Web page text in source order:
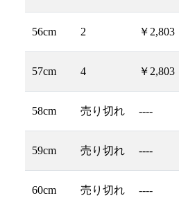
56cm 2 ￥2,803
57cm 4 ￥2,803
58cm 売り切れ ----
59cm 売り切れ ----
60cm 売り切れ ----